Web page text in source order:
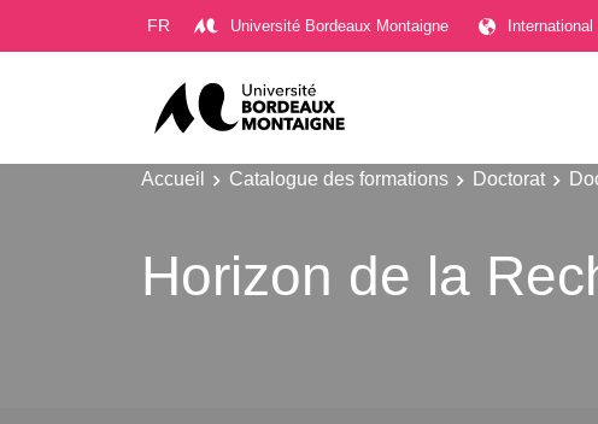
FR Université Bordeaux Montaigne International
Accueil Catalogue des formations Doctorat
Horizon de la